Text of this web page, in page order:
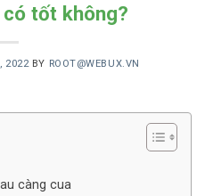
tốt không?
2022 BY ROOT@WEBUX.VN
càng cua